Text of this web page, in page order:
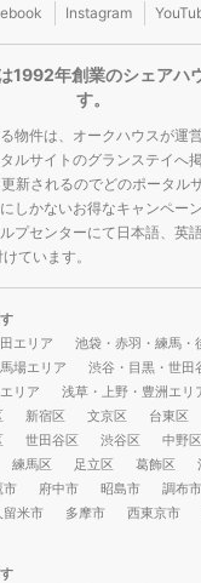
Instagram
1992年創業のシェアハ
す。
物件は、オークハウスが運
ルサイトのグランステイへ
新されるのでどのポータル
しかないお得なキャンペー
プセンターにて日本語、英
ています。
エリア
池袋・赤羽・練馬・
場エリア
渋谷・目黒・世田
リア
浅草・上野・豊洲エリ
新宿区 文京区 台東区
世田谷区 渋谷区 中野区
練馬区 足立区 葛飾区
市 府中市 昭島市 調布市
留米市 多摩市 西東京市